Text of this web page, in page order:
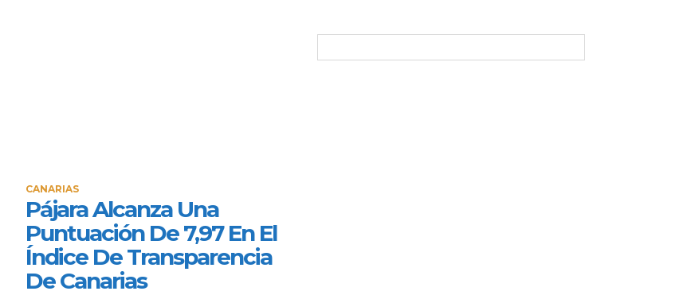
CANARIAS
Pájara Alcanza Una
Puntuación De 7,97 En El
Índice De Transparencia
De Canarias